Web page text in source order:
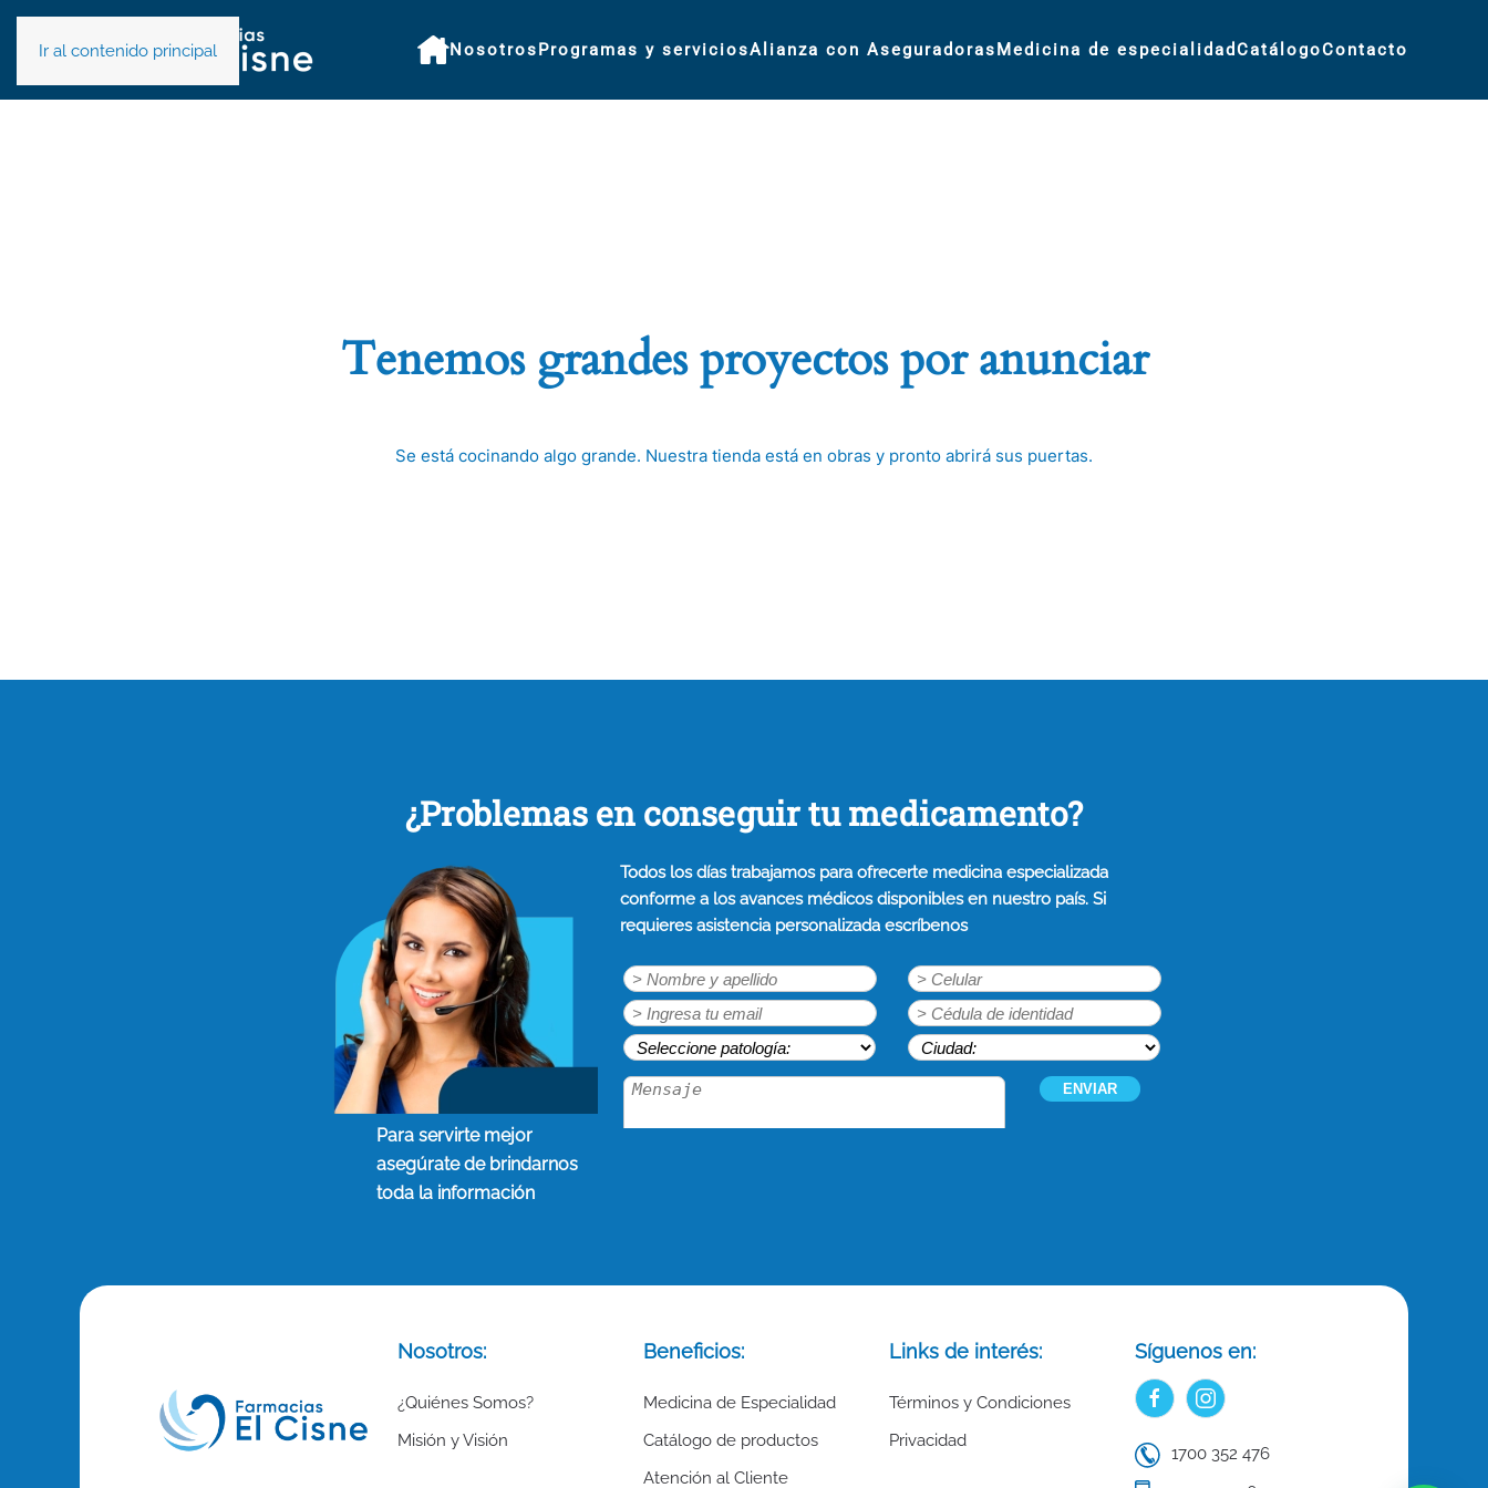
Ir al contenido principal NosotrosProgramas y serviciosAlianza con AseguradorasMedicina de especialidad CatálogoContacto
Tenemos grandes proyectos por anunciar
Se está cocinando algo grande. Nuestra tienda está en obras y pronto abrirá sus puertas.
¿Problemas en conseguir tu medicamento?
Para servirte mejor
asegúrate de brindarnos
toda la información
Todos los días trabajamos para ofrecerte medicina especializada
conforme a los avances médicos disponibles en nuestro país. Si
requieres asistencia personalizada escríbenos
Nosotros:
¿Quiénes Somos?
Misión y Visión
Beneficios:
Medicina de Especialidad
Catálogo de productos
Atención al Cliente
Links de interés:
Términos y Condiciones
Privacidad
Síguenos en:
1700 352 476